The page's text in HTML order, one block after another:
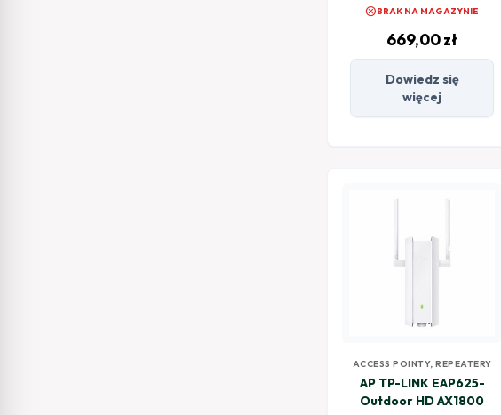
cancelBRAK NA MAGAZYNIE
669,00zł
Dowiedz się
więcej
ACCESS POINTY, REPEATERY
AP TP-LINK EAP625-
Outdoor HD AX1800